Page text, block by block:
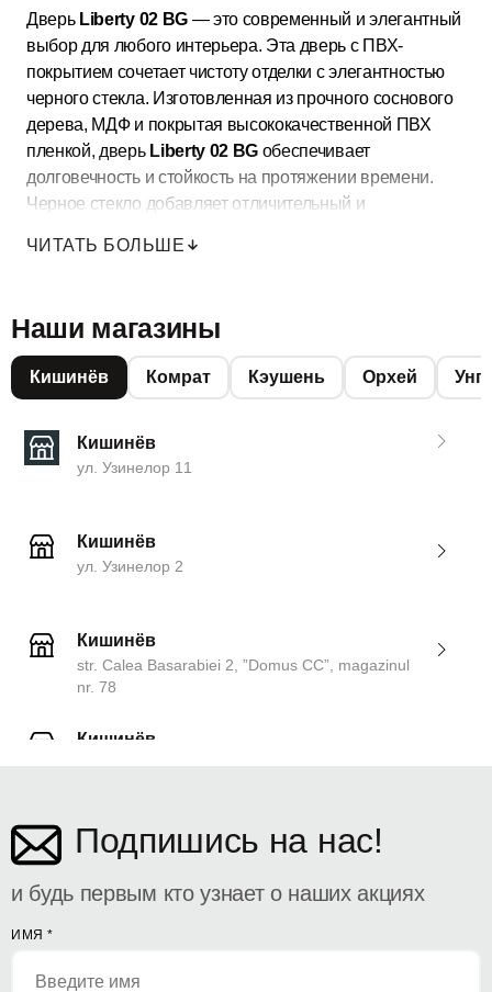
Дверь Liberty 02 BG— это современный и элегантный
выбор для любого интерьера. Эта дверь с ПВХ-
покрытием сочетает чистоту отделки с элегантностью
черного стекла. Изготовленная из прочного соснового
дерева, МДФ и покрытая высококачественной ПВХ
пленкой, дверьLiberty 02 BG обеспечивает
долговечность и стойкость на протяжении времени.
Черное стекло добавляет отличительный и
элегантную фильтрацию света. Универсальное
адаптируясь к потребностям каждого пространства.
Выбирая дверьLiberty 02 BG, вы добавите стильный и
элегантный акцент в ваш дом.
ЧИТАТЬ БОЛЬШЕ
Наши магазины
Кишинёв Комрат Кэушень Орхей
Кишинёв
ул. Узинелор 11
Кишинёв
ул. Узинелор 2
Кишинёв
str. Calea Basarabiei 2, ”Domus CC”, magazinul
nr. 78
Кишинёв
Подпишись на нас!
и будь первым кто узнает о наших акциях
ИМЯ *